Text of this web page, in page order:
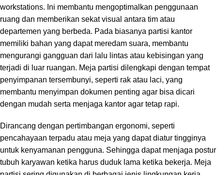
workstations. Ini membantu mengoptimalkan penggunaan
ruang dan memberikan sekat visual antara tim atau
departemen yang berbeda. Pada biasanya partisi kantor
memiliki bahan yang dapat meredam suara, membantu
mengurangi gangguan dari lalu lintas atau kebisingan yang
terjadi di luar ruangan. Meja partisi dilengkapi dengan tempat
penyimpanan tersembunyi, seperti rak atau laci, yang
membantu menyimpan dokumen penting agar bisa dicari
dengan mudah serta menjaga kantor agar tetap rapi.
Dirancang dengan pertimbangan ergonomi, seperti
pencahayaan terpadu atau meja yang dapat diatur tingginya
untuk kenyamanan pengguna. Sehingga dapat menjaga postur
tubuh karyawan ketika harus duduk lama ketika bekerja. Meja